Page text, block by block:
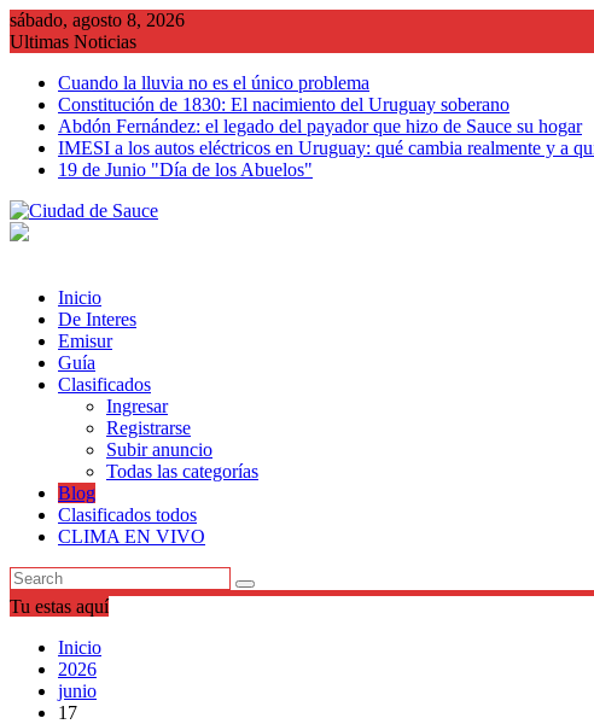
Saltar
al
sábado, agosto 8, 2026
Ultimas Noticias
Cuando la lluvia no es el único problema
Constitución de 1830: El nacimiento del Uruguay soberano
Abdón Fernández: el legado del payador que hizo de Sauce su hogar
IMESI a los autos eléctricos en Uruguay: qué cambia realmente y a
19 de Junio "Día de los Abuelos"
Inicio
De Interes
Emisur
Guía
Clasificados
Ingresar
Registrarse
Subir anuncio
Todas las categorías
Blog
Clasificados todos
CLIMA EN VIVO
Tu estas aquí
Inicio
2026
junio
17